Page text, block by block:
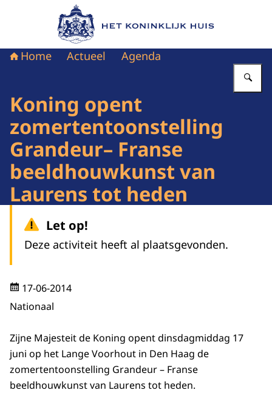
Naar de homepage van Het Koninklijk Huis
Home Actueel Agenda
Koning opent
zomertentoonstelling
Grandeur– Franse
beeldhouwkunst van
Laurens tot heden
Let op!
Deze activiteit heeft al plaatsgevonden.
17-06-2014
Nationaal
Zijne Majesteit de Koning opent dinsdagmiddag 17
juni op het Lange Voorhout in Den Haag de
zomertentoonstelling Grandeur – Franse
beeldhouwkunst van Laurens tot heden.